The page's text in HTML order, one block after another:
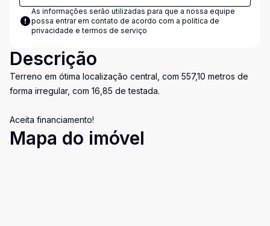
As informações serão utilizadas para que a nossa equipe
possa entrar em contato de acordo com a política de
privacidade e termos de serviço
Descrição
Terreno em ótima localização central, com 557,10 metros de
forma irregular, com 16,85 de testada.
Aceita financiamento!
Mapa do imóvel